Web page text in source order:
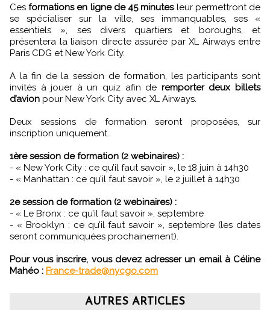
Cesformations en ligne de 45 minutesleur permettront de
se spécialiser sur la ville, ses immanquables, ses «
essentiels », ses divers quartiers et boroughs, et
présentera la liaison directe assurée par XL Airways entre
Paris CDG et New York City.
A la fin de la session de formation, les participants sont
invités à jouer à un quiz afin de remporter deux billets
d’avion pour New York City avec XL Airways.
Deux sessions de formation seront proposées, sur
inscription uniquement.
1ère session de formation (2 webinaires) :
- « New York City : ce qu’il faut savoir », le 18 juin à 14h30
- « Manhattan : ce qu’il faut savoir », le 2 juillet à 14h30
2e session de formation (2 webinaires) :
- « Le Bronx : ce qu’il faut savoir », septembre
- « Brooklyn : ce qu’il faut savoir », septembre (les dates
seront communiquées prochainement).
Pour vous inscrire, vous devez adresser un email à Céline
Mahéo : France-trade@nycgo.com
AUTRES ARTICLES